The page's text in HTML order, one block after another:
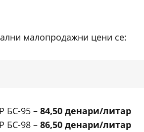
малопродажни цени се:
БС-95 – 84,50 денари/литар
БС-98 – 86,50 денари/литар